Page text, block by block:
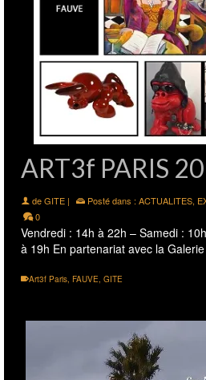
ART3f PARIS
deGITE | Posté dans : ACTUALITES,
0
Vendredi : 14h à 22h – Samedi :
à 19h En partenariat avec la
Art3f Paris, FAUVE, GITE